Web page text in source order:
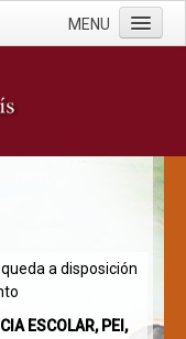
MENU
a disposición
ESCOLAR, PEI,